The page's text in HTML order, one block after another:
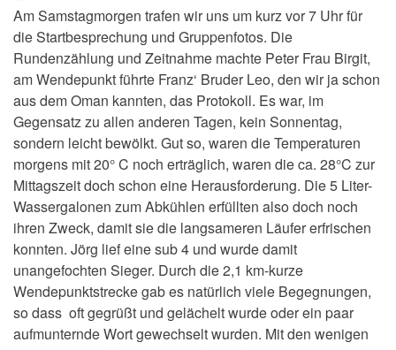
Am Samstagmorgen trafen wir uns um kurz vor 7 Uhr für
die Startbesprechung und Gruppenfotos. Die
Rundenzählung und Zeitnahme machte Peter Frau Birgit,
am Wendepunkt führte Franz‘ Bruder Leo, den wir ja schon
aus dem Oman kannten, das Protokoll. Es war, im
Gegensatz zu allen anderen Tagen, kein Sonnentag,
sondern leicht bewölkt. Gut so, waren die Temperaturen
morgens mit 20° C noch erträglich, waren die ca. 28°C zur
Mittagszeit doch schon eine Herausforderung. Die 5 Liter-
Wassergalonen zum Abkühlen erfüllten also doch noch
ihren Zweck, damit sie die langsameren Läufer erfrischen
konnten. Jörg lief eine sub 4 und wurde damit
unangefochten Sieger. Durch die 2,1 km-kurze
Wendepunktstrecke gab es natürlich viele Begegnungen,
so dass oft gegrüßt und gelächelt wurde oder ein paar
aufmunternde Wort gewechselt wurden. Mit den wenigen